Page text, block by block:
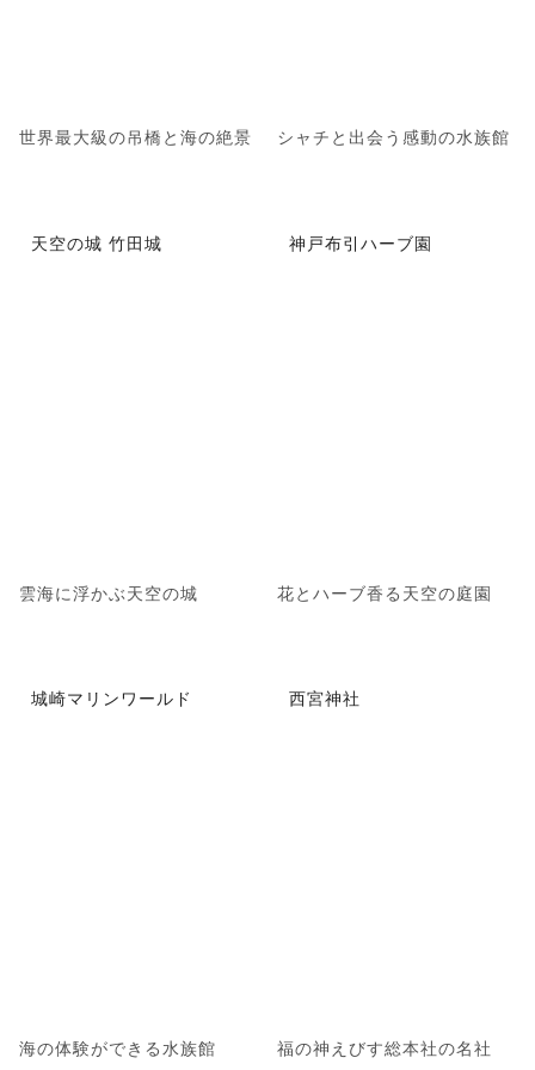
世界最大級の吊橋と海の絶景 シャチと出会う感動の水族館
天空の城 竹田城
雲海に浮かぶ天空の城
神戸布引ハーブ園
花とハーブ香る天空の庭園
城崎マリンワールド
海の体験ができる水族館
西宮神社
福の神えびす総本社の名社